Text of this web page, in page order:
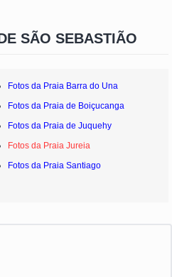
SÃO SEBASTIÃO
Fotos da Praia Barra do Una
Fotos da Praia de Boiçucanga
Fotos da Praia de Juquehy
Fotos da Praia Jureia
Fotos da Praia Santiago